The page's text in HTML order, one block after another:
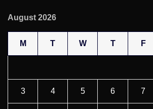
August 2026
M T W T F
3 4 5 6 7